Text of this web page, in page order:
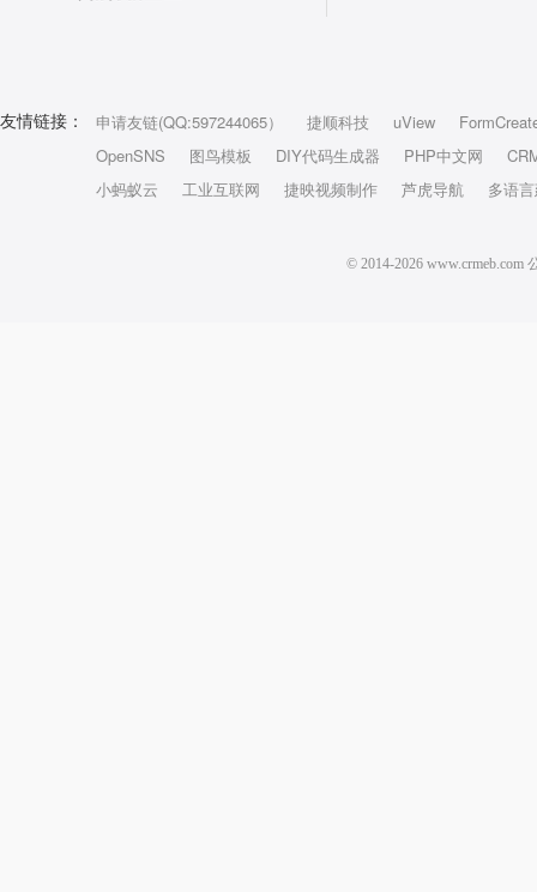
友情链接： 申请友链(QQ:597244065） 捷顺科技 uView
OpenSNS
图鸟模板 DIY代码生成器 PHP中文网
小蚂蚁云
工业互联网 捷映视频制作 芦虎导航 多语
© 2014-2026